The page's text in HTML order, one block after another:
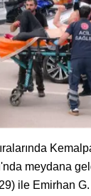
meydana
ile Emirhan